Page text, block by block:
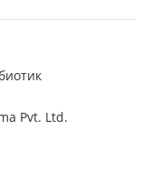
Pvt. Ltd.